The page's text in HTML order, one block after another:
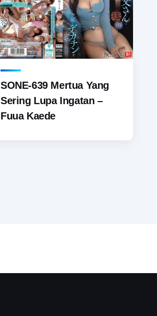
SONE-639 Mertua Yang
Sering Lupa Ingatan –
Fuua Kaede